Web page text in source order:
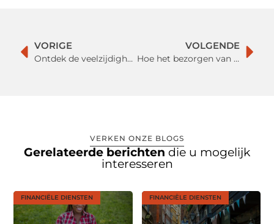
VORIGE
Ontdek de veelzijdigheid van polyurethaan vloercoatings voor elk interieur
VOLGENDE
Hoe het bezorgen van modulaire banken jouw interieur transformatie vereenvoudigt
VERKEN ONZE BLOGS
Gerelateerde berichten die u mogelijk
interesseren
FINANCIËLE DIENSTEN FINANCIËLE DIENSTEN